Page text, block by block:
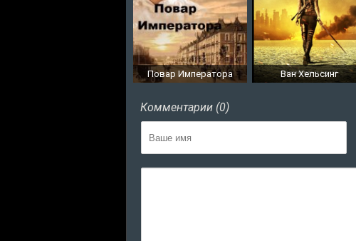
Повар Императора Ван Хельсинг
Комментарии (0)